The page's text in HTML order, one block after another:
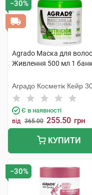
−30%
Agrado Маска для
Живлення 500 мл 1
Аградо Косметік Кейр
С.Л.У.
Є в наявності
від 365.00 255.50 грн
КУПИТИ
−30%